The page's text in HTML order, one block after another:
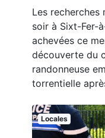
Les recherches
soir à Sixt-Fer-
achevées ce
découverte du
randonneuse
torrentielle
Locales